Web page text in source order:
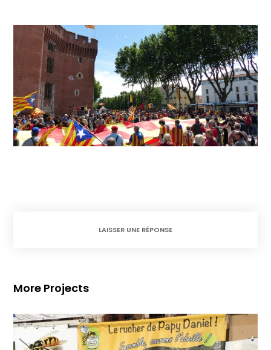
LAISSER UNE RÉPONSE
More Projects